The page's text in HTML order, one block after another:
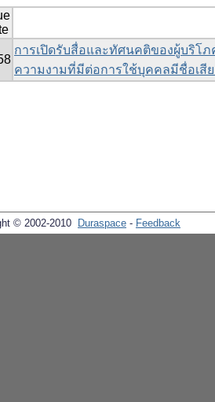
การเปิดรับสื่อและทัศนคติของผู้บริโ
ความงามที่มีต่อการใช้บุคคลมีชื่อเสี
© 2002-2010 Duraspace - Feedback